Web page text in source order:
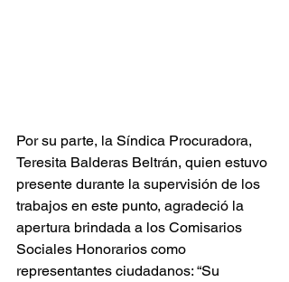
Por su parte, la Síndica Procuradora,
Teresita Balderas Beltrán, quien estuvo
presente durante la supervisión de los
trabajos en este punto, agradeció la
apertura brindada a los Comisarios
Sociales Honorarios como
representantes ciudadanos: “Su